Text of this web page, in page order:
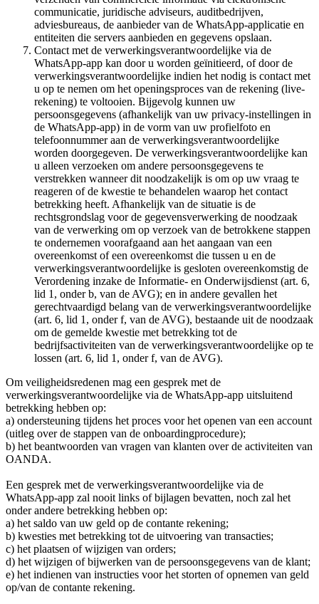
communicatie, juridische adviseurs, auditbedrijven,
adviesbureaus, de aanbieder van de WhatsApp-applicatie en
entiteiten die servers aanbieden en gegevens opslaan.
Contact met de verwerkingsverantwoordelijke via de
WhatsApp-app kan door u worden geïnitieerd, of door de
verwerkingsverantwoordelijke indien het nodig is contact met
u op te nemen om het openingsproces van de rekening (live-
rekening) te voltooien. Bijgevolg kunnen uw
persoonsgegevens (afhankelijk van uw privacy-instellingen in
de WhatsApp-app) in de vorm van uw profielfoto en
telefoonnummer aan de verwerkingsverantwoordelijke
worden doorgegeven. De verwerkingsverantwoordelijke kan
u alleen verzoeken om andere persoonsgegevens te
verstrekken wanneer dit noodzakelijk is om op uw vraag te
reageren of de kwestie te behandelen waarop het contact
betrekking heeft. Afhankelijk van de situatie is de
rechtsgrondslag voor de gegevensverwerking de noodzaak
van de verwerking om op verzoek van de betrokkene stappen
te ondernemen voorafgaand aan het aangaan van een
overeenkomst of een overeenkomst die tussen u en de
verwerkingsverantwoordelijke is gesloten overeenkomstig de
Verordening inzake de Informatie- en Onderwijsdienst (art. 6,
lid 1, onder b, van de AVG); en in andere gevallen het
gerechtvaardigd belang van de verwerkingsverantwoordelijke
(art. 6, lid 1, onder f, van de AVG), bestaande uit de noodzaak
om de gemelde kwestie met betrekking tot de
bedrijfsactiviteiten van de verwerkingsverantwoordelijke op te
lossen (art. 6, lid 1, onder f, van de AVG).
Om veiligheidsredenen mag een gesprek met de
verwerkingsverantwoordelijke via de WhatsApp-app uitsluitend
betrekking hebben op:
a) ondersteuning tijdens het proces voor het openen van een account
(uitleg over de stappen van de onboardingprocedure);
b) het beantwoorden van vragen van klanten over de activiteiten van
OANDA.
Een gesprek met de verwerkingsverantwoordelijke via de
WhatsApp-app zal nooit links of bijlagen bevatten, noch zal het
onder andere betrekking hebben op:
a) het saldo van uw geld op de contante rekening;
b) kwesties met betrekking tot de uitvoering van transacties;
c) het plaatsen of wijzigen van orders;
d) het wijzigen of bijwerken van de persoonsgegevens van de klant;
e) het indienen van instructies voor het storten of opnemen van geld
op/van de contante rekening.